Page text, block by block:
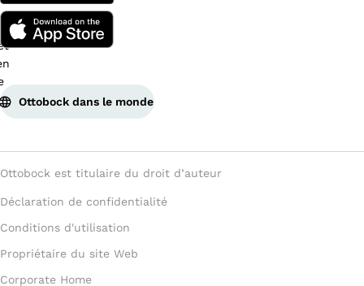
Ottobock dans le monde
Ottobock est titulaire du droit d’auteur
Déclaration de confidentialité
Conditions d'utilisation
Propriétaire du site Web
Corporate Home